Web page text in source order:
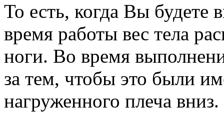
То есть, когда Вы будете
время работы вес тела
ноги. Во время
за тем, чтобы это были
нагруженного плеча вниз.